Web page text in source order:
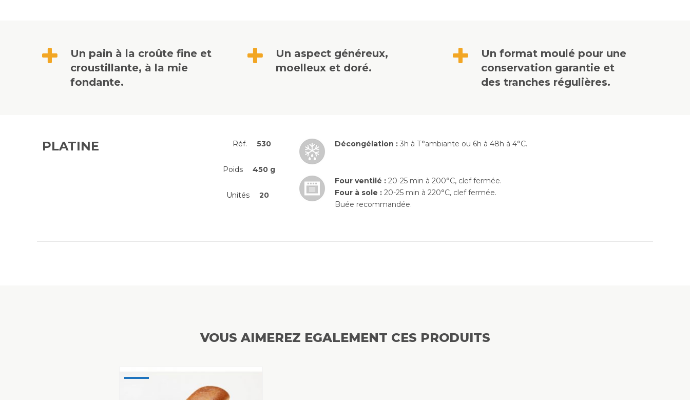
Un pain à la croûte fine et
croustillante, à la mie
fondante.
Un aspect généreux,
moelleux et doré.
Un format moulé pour une
conservation garantie et
des tranches régulières.
PLATINE Réf. 530
Poids 450 g
Unités 20
Décongélation : 3h à T°ambiante ou 6h à 48h à 4°C.
Four ventilé : 20-25 min à 200°C, clef fermée.
Four à sole : 20-25 min à 220°C, clef fermée.
Buée recommandée.
VOUS AIMEREZ EGALEMENT CES PRODUITS